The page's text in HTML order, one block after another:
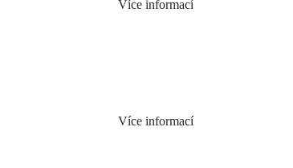
Více informací
Více informací